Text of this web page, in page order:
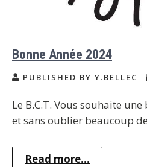
Bonne Année 2024
PUBLISHED BY Y.BELLEC
Le B.C.T. Vous souhaite
et sans oublier beaucoup
Read more...